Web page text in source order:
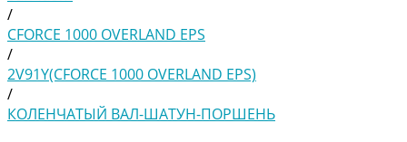
/
CFORCE 1000 OVERLAND EPS
/
2V91Y(CFORCE 1000 OVERLAND EPS)
/
КОЛЕНЧАТЫЙ ВАЛ-ШАТУН-ПОРШЕНЬ